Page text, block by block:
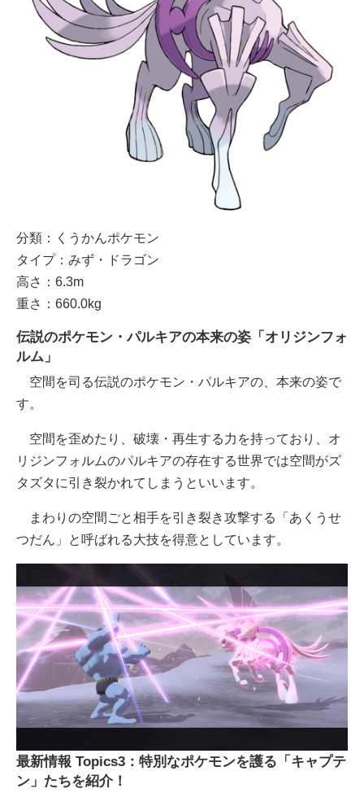
分類：くうかんポケモン
タイプ：みず・ドラゴン
高さ：6.3m
重さ：660.0kg
伝説のポケモン・パルキアの本来の姿「オリジンフォ
ルム」
空間を司る伝説のポケモン・パルキアの、本来の姿で
す。
空間を歪めたり、破壊・再生する力を持っており、オ
リジンフォルムのパルキアの存在する世界では空間がズ
タズタに引き裂かれてしまうといいます。
まわりの空間ごと相手を引き裂き攻撃する「あくうせ
つだん」と呼ばれる大技を得意としています。
最新情報 Topics3：特別なポケモンを護る「キャプテ
ン」たちを紹介！